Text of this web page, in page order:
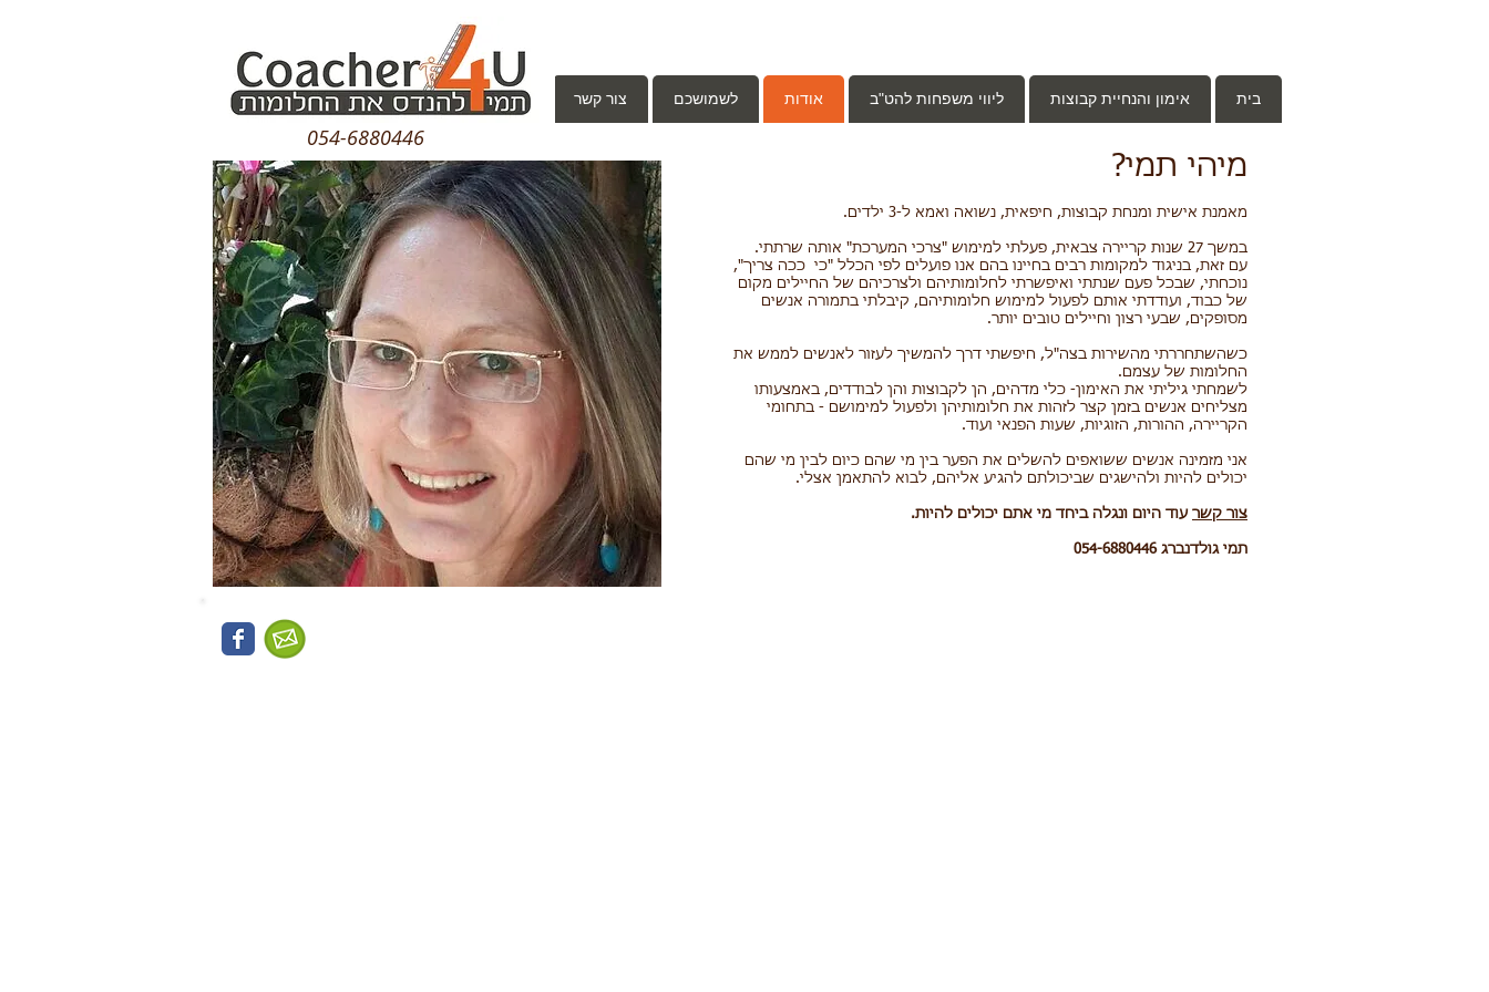
בית אימון והנחיית קבוצות ליווי משפחות להט"ב אודות לשמושכם צור קשר
מיהי תמי?
מאמנת אישית ומנחת קבוצות, חיפאית, נשואה ואמא ל-3 ילדים.
במשך 27 שנות קריירה צבאית, פעלתי למימוש "צרכי המערכת" אותה שרתתי.
עם זאת, בניגוד למקומות רבים בחיינו בהם אנו פועלים לפי הכלל "כי ככה צריך",
נוכחתי, שבכל פעם שנתתי ואיפשרתי לחלומותיהם ולצרכיהם של החיילים מקום
של כבוד, ועודדתי אותם לפעול למימוש חלומותיהם, קיבלתי בתמורה אנשים
מסופקים, שבעי רצון וחיילים טובים יותר.
כשהשתחררתי מהשירות בצה"ל, חיפשתי דרך להמשיך לעזור לאנשים לממש את
החלומות של עצמם.
לשמחתי גיליתי את האימון- כלי מדהים, הן לקבוצות והן לבודדים, באמצעותו
מצליחים אנשים בזמן קצר לזהות את חלומותיהן ולפעול למימושם - בתחומי
הקריירה, ההורות, הזוגיות, שעות הפנאי ועוד.
אני מזמינה אנשים ששואפים להשלים את הפער בין מי שהם כיום לבין מי שהם
יכולים להיות ולהישגים שביכולתם להגיע אליהם, לבוא להתאמן אצלי.
צור קשר עוד היום ונגלה ביחד מי אתם יכולים להיות.
תמי גולדנברג 054-6880446
054-6880446